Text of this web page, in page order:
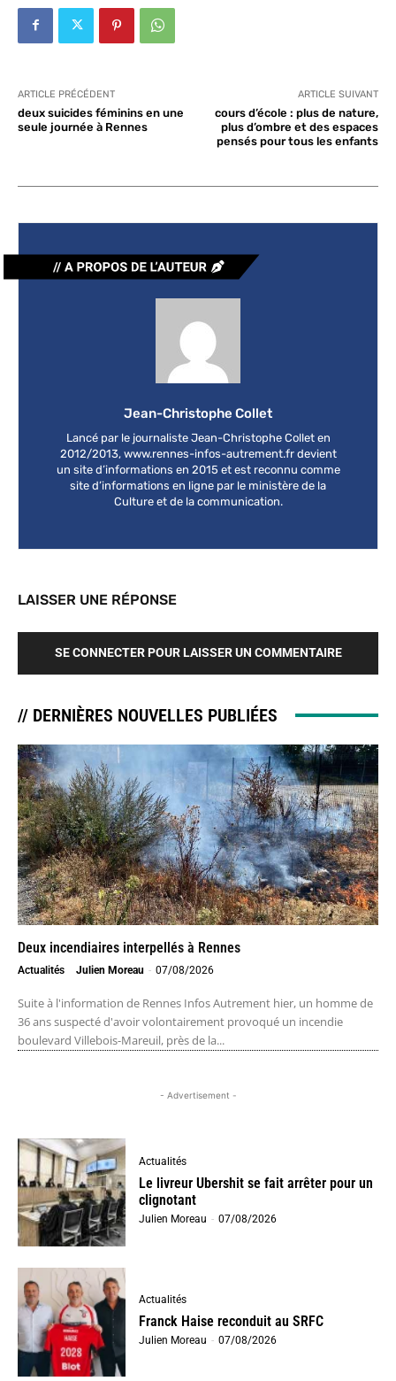
ARTICLE PRÉCÉDENT
deux suicides féminins en une
seule journée à Rennes
ARTICLE SUIVANT
cours d’école : plus de nature,
plus d’ombre et des espaces
pensés pour tous les enfants
Jean-Christophe Collet
Lancé par le journaliste Jean-Christophe Collet en
2012/2013, www.rennes-infos-autrement.fr devient
un site d’informations en 2015 et est reconnu comme
site d’informations en ligne par le ministère de la
Culture et de la communication.
LAISSER UNE RÉPONSE
SE CONNECTER POUR LAISSER UN COMMENTAIRE
// DERNIÈRES NOUVELLES PUBLIÉES
Deux incendiaires interpellés à Rennes
Actualités Julien Moreau - 07/08/2026
Suite à l'information de Rennes Infos Autrement hier, un homme de
36 ans suspecté d'avoir volontairement provoqué un incendie
boulevard Villebois-Mareuil, près de la...
- Advertisement -
Actualités
Le livreur Ubershit se fait arrêter pour un
clignotant
Julien Moreau - 07/08/2026
Actualités
Franck Haise reconduit au SRFC
Julien Moreau - 07/08/2026